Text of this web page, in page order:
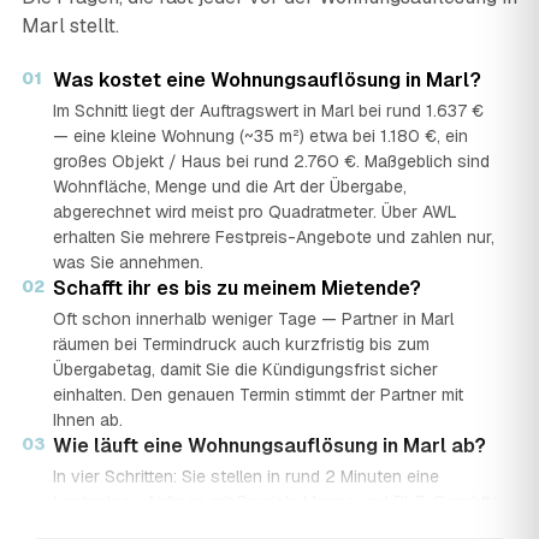
Marl stellt.
01 Was kostet eine Wohnungsauflösung in Marl?
Im Schnitt liegt der Auftragswert in Marl bei rund 1.637 €
— eine kleine Wohnung (~35 m²) etwa bei 1.180 €, ein
großes Objekt / Haus bei rund 2.760 €. Maßgeblich sind
Wohnfläche, Menge und die Art der Übergabe,
abgerechnet wird meist pro Quadratmeter. Über AWL
erhalten Sie mehrere Festpreis-Angebote und zahlen nur,
was Sie annehmen.
02 Schafft ihr es bis zu meinem Mietende?
Oft schon innerhalb weniger Tage — Partner in Marl
räumen bei Termindruck auch kurzfristig bis zum
Übergabetag, damit Sie die Kündigungsfrist sicher
einhalten. Den genauen Termin stimmt der Partner mit
Ihnen ab.
03 Wie läuft eine Wohnungsauflösung in Marl ab?
In vier Schritten: Sie stellen in rund 2 Minuten eine